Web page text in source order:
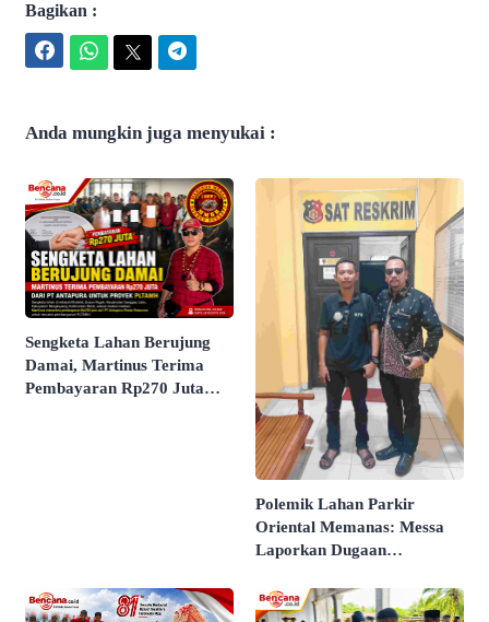
Bagikan :
Anda mungkin juga menyukai :
Sengketa Lahan Berujung
Damai, Martinus Terima
Pembayaran Rp270 Juta
Polemik Lahan Parkir
Oriental Memanas: Messa
Laporkan Dugaan